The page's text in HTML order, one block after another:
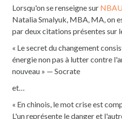
Lorsqu'on se renseigne sur
Natalia Smalyuk, MBA, MA, on
par deux citations présentes sur
« Le secret du changement
énergie non pas à lutter contre
nouveau » — Socrate
et…
« En chinois, le mot crise est
L'un représente le danger et